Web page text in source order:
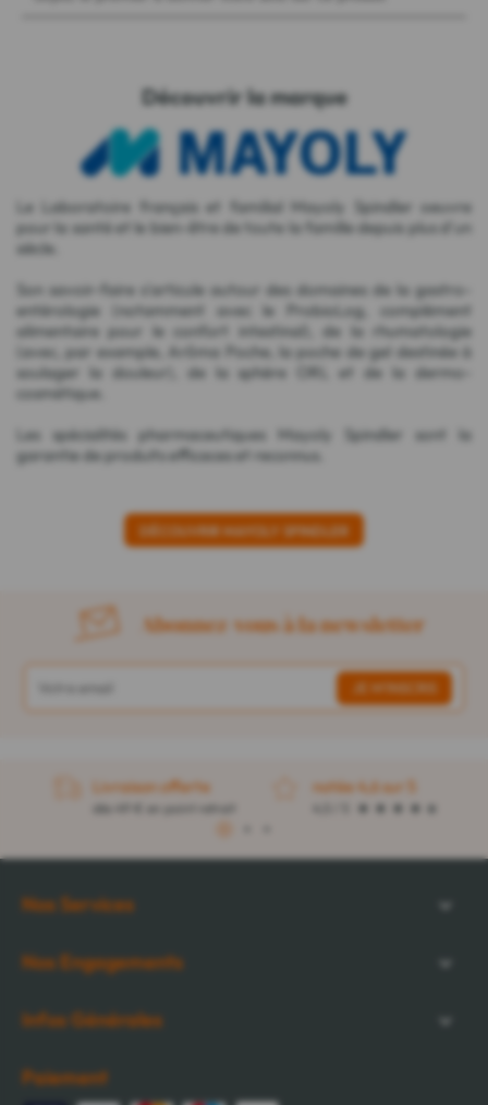
Découvrir la marque
Le Laboratoire français et familial Mayoly Spindler oeuvre
pour la santé et le bien-être de toute la famille depuis plus d'un
siècle.
Son savoir-faire s'articule autour des domaines de la gastro-
entérologie (notamment avec le ProbioLog, complément
alimentaire pour le confort intestinal), de la rhumatologie
(avec, par exemple, Arôma Poche, la poche de gel destinée à
soulager la douleur), de la sphère ORL et de la dermo-
cosmétique.
Les spécialités pharmaceutiques Mayoly Spindler sont la
garantie de produits efficaces et reconnus.
DÉCOUVRIR MAYOLY SPINDLER
Abonnez-vous à la newsletter
Livraison offerte
dès 49 € en point retrait
notée 4,6 sur 5
1
Nos Services
Nos Engagements
Infos Générales
Paiement